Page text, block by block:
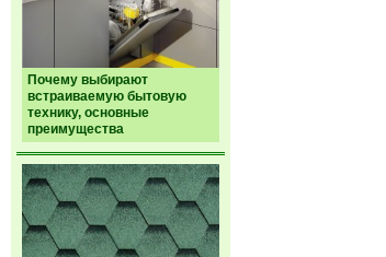
Почему выбирают
встраиваемую бытовую
технику, основные
преимущества